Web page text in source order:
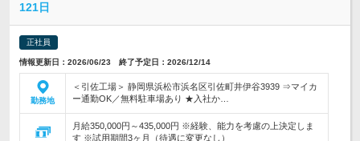
121日
正社員
情報更新日：2026/06/23 終了予定日：2026/12/14
勤務地
＜引佐工場＞ 静岡県浜松市浜名区引佐町井伊谷3939 ⇒マイカ
ー通勤OK／無料駐車場あり ★入社か…
月給350,000円～435,000円 ※経験、能力を考慮の上決定しま
す ※試用期間3ヶ月（待遇に変更なし）